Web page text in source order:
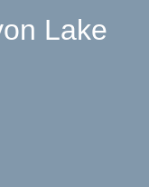
Lake